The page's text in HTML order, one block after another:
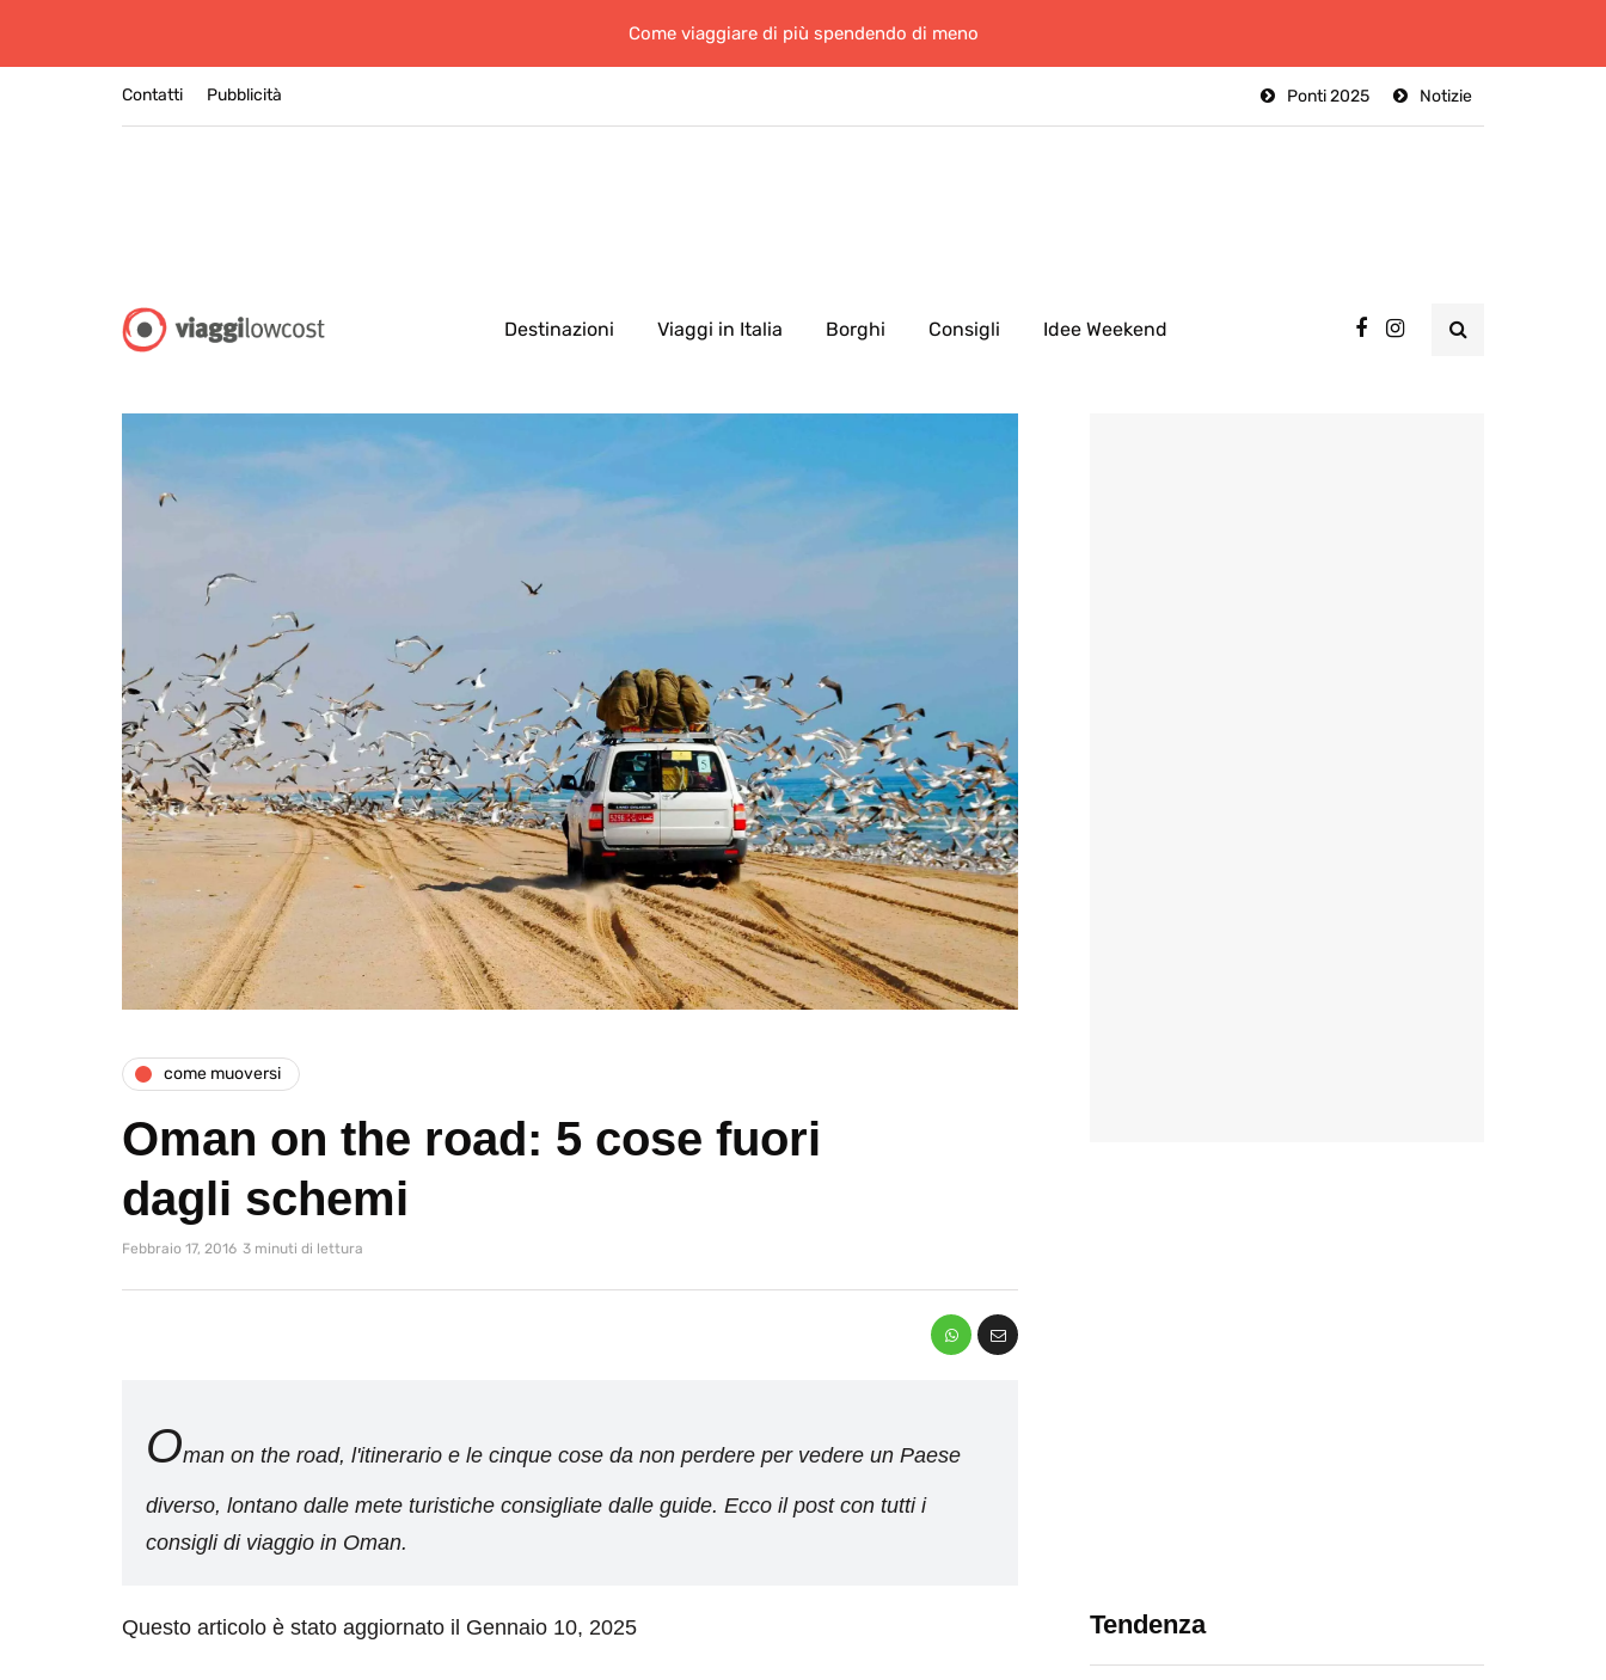
Come viaggiare di più spendendo di meno
Contatti Notizie
Ponti 2025
Pubblicità
Destinazioni Viaggi in Italia Borghi Consigli Idee Weekend
come muoversi
Oman on the road: 5 cose fuori
dagli schemi
Febbraio 17, 2016 3 minuti di lettura
Oman on the road, l'itinerario e le cinque cose da non perdere per vedere un Paese
diverso, lontano dalle mete turistiche consigliate dalle guide. Ecco il post con tutti i
consigli di viaggio in Oman.
Questo articolo è stato aggiornato il Gennaio 10, 2025 Tendenza